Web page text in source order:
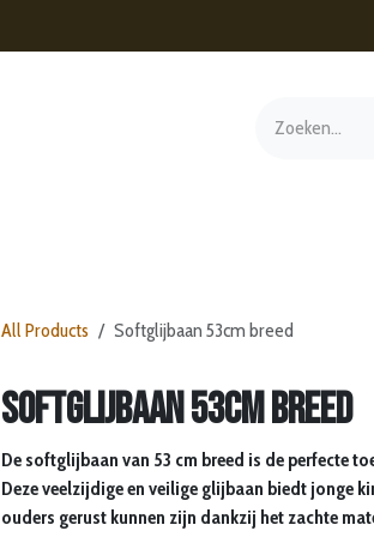
All Products Softglijbaan 53cm breed
Softglijbaan 53cm breed
De softglijbaan van 53 cm breed is de perfecte
Deze veelzijdige en veilige glijbaan biedt jonge
ouders gerust kunnen zijn dankzij het zachte